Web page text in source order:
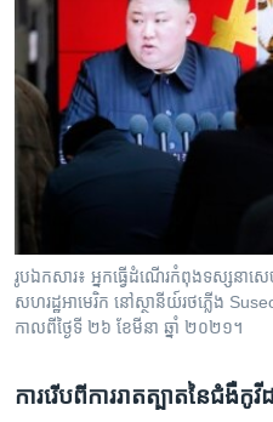
រូបឯកសារ៖ អ្នកធ្វើដំណើរកំពុងទស្សនាស
សហរដ្ឋអាមេរិក នៅស្ថានីយ៍រថភ្លើង
កាលពីថ្ងៃទី ២៦ ខែមីនា ឆ្នាំ ២០២១។
ការ​រើបពីការ​រាតត្បាតនៃជំងឺ​កូ